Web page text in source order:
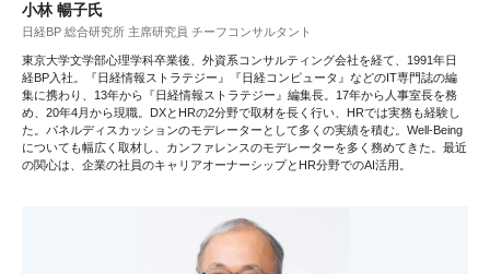
小林 暢子氏
日経BP 総合研究所 主席研究員 チーフコンサルタント
東京大学文学部心理学科卒業後、外資系コンサルティング会社を経て、1991年日
経BP入社。『日経情報ストラテジー』『日経コンピュータ』などのIT専門誌の編
集に携わり、13年から『日経情報ストラテジー』編集長。17年から人事室長を務
め、20年4月から現職。DXとHRの2分野で取材を長く行い、HRでは実務も経験し
た。パネルディスカッションのモデレーターとして多くの実績を積む。Well-Being
についても幅広く取材し、カンファレンスのモデレーターを多く務めてきた。最近
の関心は、企業の社員のキャリアオーナーシップとHR分野でのAI活用。